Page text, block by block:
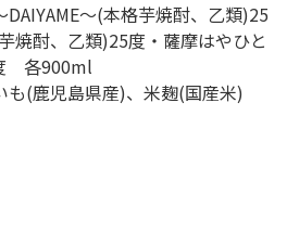
～(本格芋焼酎、乙類)25
酎、乙類)25度・薩摩はやひと
各900ml
(鹿児島県産)、米麹(国産米)